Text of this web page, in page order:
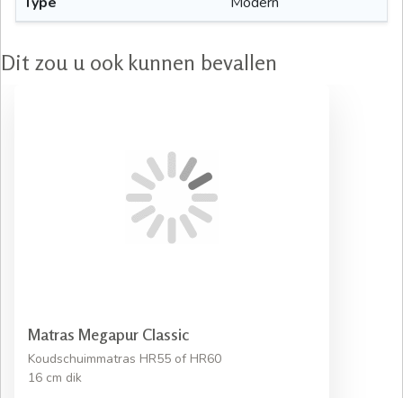
Dit zou u ook kunnen bevallen
Matras Megapur Classic
Koudschuimmatras HR55 of HR60
16 cm dik